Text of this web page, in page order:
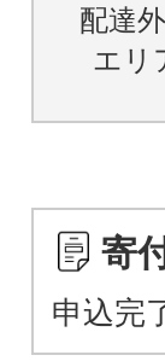
配達
エリ
寄
申込完